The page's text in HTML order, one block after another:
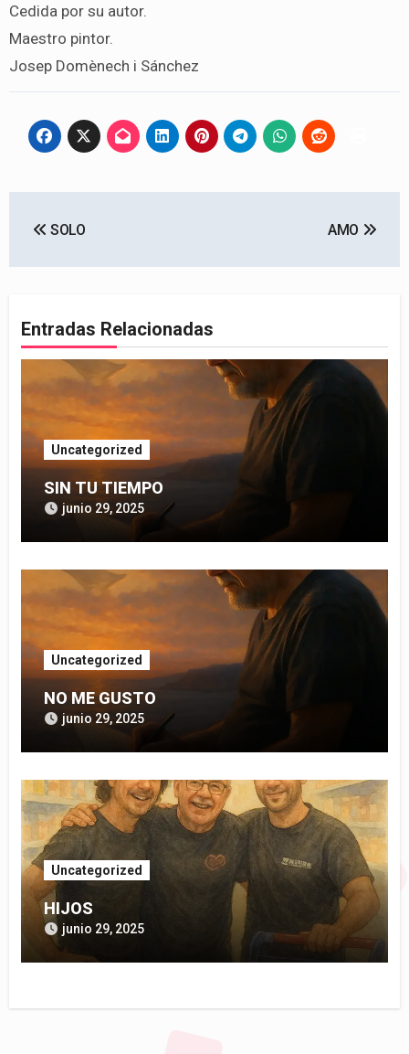
Cedida por su autor.
Maestro pintor.
Josep Domènech i Sánchez
de SOLO AMO
Entradas Relacionadas
Uncategorized
SIN TU TIEMPO
junio 29, 2025
Uncategorized
NO ME GUSTO
junio 29, 2025
Uncategorized
HIJOS
junio 29, 2025